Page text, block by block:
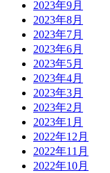
2023年9月
2023年8月
2023年7月
2023年6月
2023年5月
2023年4月
2023年3月
2023年2月
2023年1月
2022年12月
2022年11月
2022年10月